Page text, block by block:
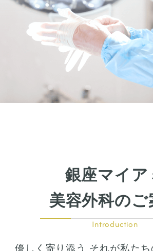
銀座マイア
美容外科のご
Introduction
優しく寄り添う それが私た